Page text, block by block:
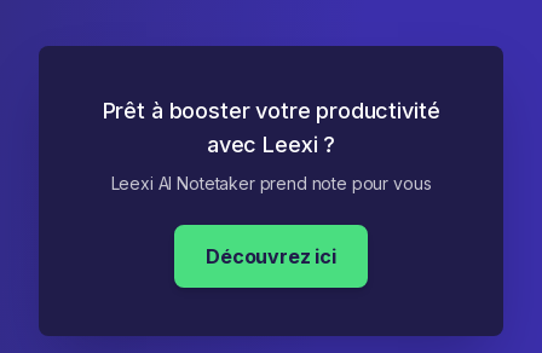
Prêt à booster votre productivité
avec Leexi ?
Leexi AI Notetaker prend note pour vous
Découvrez ici